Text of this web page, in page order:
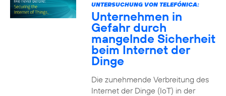
UNTERSUCHUNG VON TELEFÓNICA:
Unternehmen in
Gefahr durch
mangelnde Sicherheit
beim Internet der
Dinge
Die zunehmende Verbreitung des
Internet der Dinge (IoT) in der